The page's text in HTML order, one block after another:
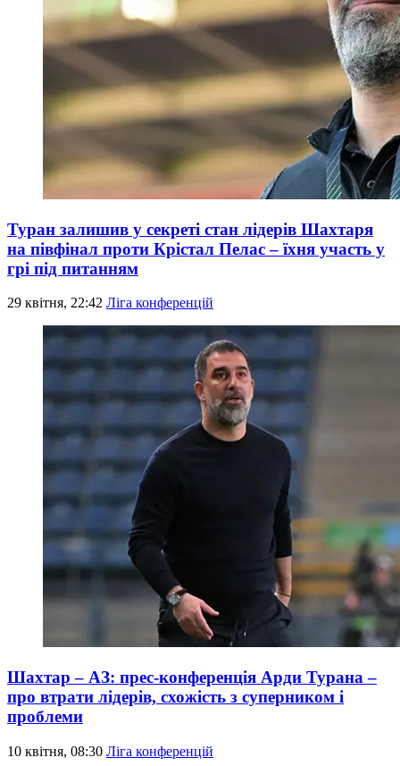
Туран залишив у секреті стан лідерів Шахтаря
на півфінал проти Крістал Пелас – їхня участь у
грі під питанням
29 квітня, 22:42 Ліга конференцій
Шахтар – АЗ: прес-конференція Арди Турана –
про втрати лідерів, схожість з суперником і
проблеми
10 квітня, 08:30 Ліга конференцій